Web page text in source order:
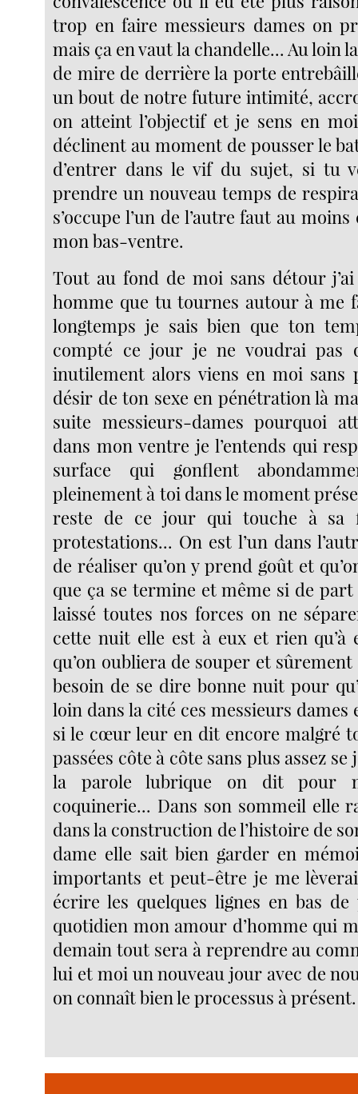
trop en faire messieurs dames on
mais ça en vaut la chandelle... Au loin
de mire de derrière la porte
un bout de notre future intimité,
on atteint l’objectif et je sens en
déclinent au moment de pousser le
d’entrer dans le vif du sujet, si tu
prendre un nouveau temps de
s’occupe l’un de l’autre faut au
mon bas-ventre.
Tout au fond de moi sans détour j’ai
homme que tu tournes autour à me
longtemps je sais bien que ton
compté ce jour je ne voudrai pas
inutilement alors viens en moi sans
désir de ton sexe en pénétration là
suite messieurs-dames pourquoi
dans mon ventre je l’entends qui
surface qui gonflent
pleinement à toi dans le moment
reste de ce jour qui touche à sa
protestations... On est l’un dans
de réaliser qu’on y prend goût et
que ça se termine et même si de part
laissé toutes nos forces on ne
cette nuit elle est à eux et rien qu’à
qu’on oubliera de souper et sûrement
besoin de se dire bonne nuit pour
loin dans la cité ces messieurs dames
si le cœur leur en dit encore malgré
passées côte à côte sans plus assez
la parole lubrique on dit pour
coquinerie... Dans son sommeil elle
dans la construction de l’histoire de
dame elle sait bien garder en
importants et peut-être je me
écrire les quelques lignes en bas
quotidien mon amour d’homme qui
demain tout sera à reprendre au
lui et moi un nouveau jour avec de
on connaît bien le processus à présent.